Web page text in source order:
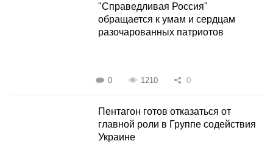
"Справедливая Россия"
обращается к умам и сердцам
разочарованных патриотов
0 1210 0
Пентагон готов отказаться от
главной роли в Группе содействия
Украине